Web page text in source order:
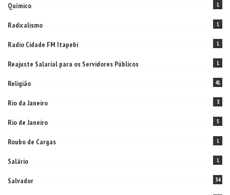
Químico 1
Radicalismo 1
Radio Cidade FM Itapebi 1
Reajuste Salarial para os Servidores Públicos 1
Religião 41
Rio da Janeiro 3
Rio de Janeiro 5
Roubo de Cargas 1
Salário 1
Salvador 34